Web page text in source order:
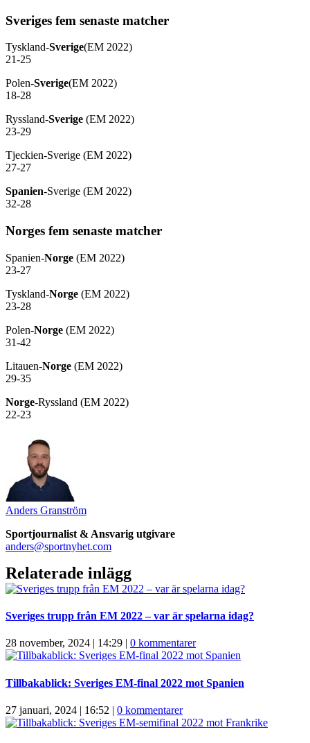
Sveriges fem senaste matcher
Tyskland-Sverige(EM 2022)
21-25
Polen-Sverige(EM 2022)
18-28
Ryssland-Sverige (EM 2022)
23-29
Tjeckien-Sverige (EM 2022)
27-27
Spanien-Sverige (EM 2022)
32-28
Norges fem senaste matcher
Spanien-Norge (EM 2022)
23-27
Tyskland-Norge (EM 2022)
23-28
Polen-Norge (EM 2022)
31-42
Litauen-Norge (EM 2022)
29-35
Norge-Ryssland (EM 2022)
22-23
Anders Granström
Sportjournalist & Ansvarig utgivare
anders@sportnyhet.com
Relaterade inlägg
Sveriges trupp från EM 2022 – var är spelarna idag?
28 november, 2024 | 14:29 | 0 kommentarer
Tillbakablick: Sveriges EM-final 2022 mot Spanien
27 januari, 2024 | 16:52 | 0 kommentarer